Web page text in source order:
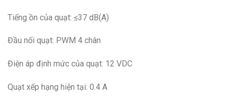
Tiếng ồn của quạt: ≤37 dB(A)
Đầu nối quạt: PWM 4 chân
Điện áp định mức của quạt: 12 VDC
Quạt xếp hạng hiện tại: 0.4 A